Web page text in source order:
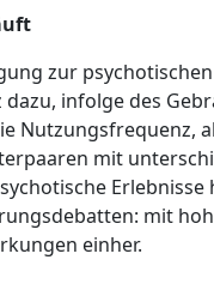
zur
infolge des
Nutzungsfrequenz,
mit
Erlebnisse
mit
einher.